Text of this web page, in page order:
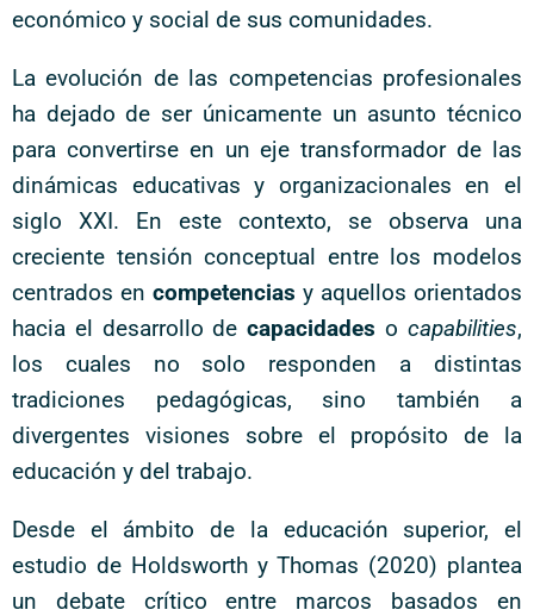
económico y social de sus comunidades.
La evolución de las competencias profesionales
ha dejado de ser únicamente un asunto técnico
para convertirse en un eje transformador de las
dinámicas educativas y organizacionales en el
siglo XXI. En este contexto, se observa una
creciente tensión conceptual entre los modelos
centrados en competencias y aquellos orientados
hacia el desarrollo decapacidades ocapabilities,
los cuales no solo responden a distintas
tradiciones pedagógicas, sino también a
divergentes visiones sobre el propósito de la
educación y del trabajo.
Desde el ámbito de la educación superior, el
estudio de Holdsworth y Thomas (2020) plantea
un debate crítico entre marcos basados en